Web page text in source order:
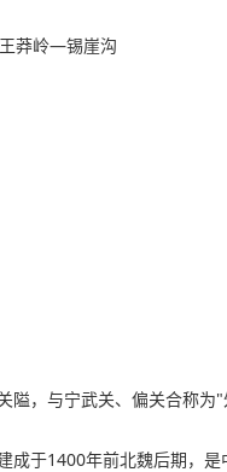
莽岭—锡崖沟
，与宁武关、偏关合称为"
于1400年前北魏后期，